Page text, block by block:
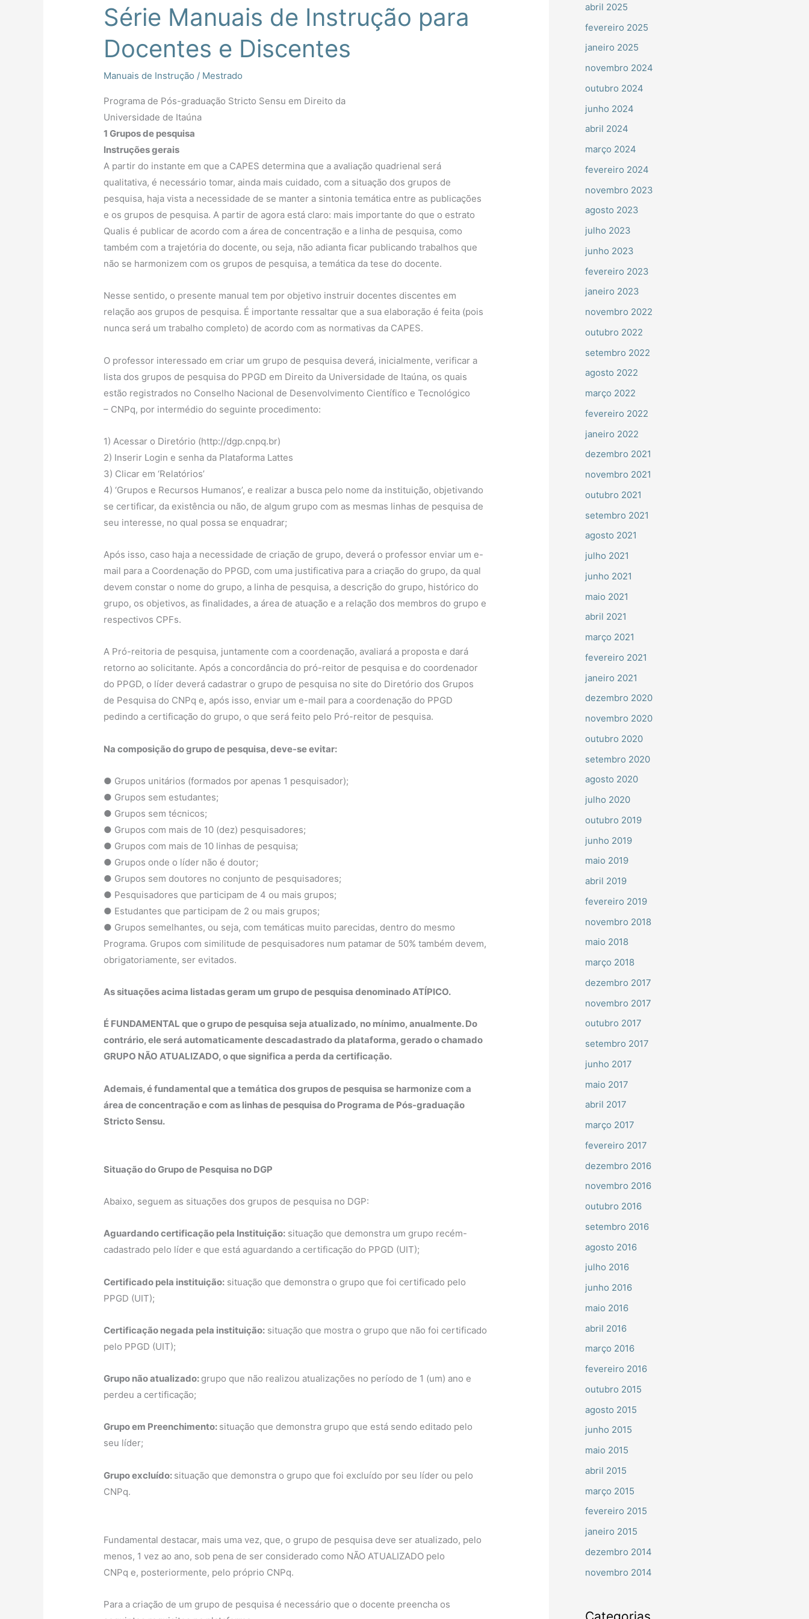
Série Manuais de Instrução para
Docentes e Discentes
Manuais de Instrução / Mestrado
Programa de Pós-graduação Stricto Sensu em Direito da
Universidade de Itaúna
1 Grupos de pesquisa
Instruções gerais
A partir do instante em que a CAPES determina que a avaliação quadrienal será
qualitativa, é necessário tomar, ainda mais cuidado, com a situação dos grupos de
pesquisa, haja vista a necessidade de se manter a sintonia temática entre as publicações
e os grupos de pesquisa. A partir de agora está claro: mais importante do que o estrato
Qualis é publicar de acordo com a área de concentração e a linha de pesquisa, como
também com a trajetória do docente, ou seja, não adianta ficar publicando trabalhos que
não se harmonizem com os grupos de pesquisa, a temática da tese do docente.
Nesse sentido, o presente manual tem por objetivo instruir docentes discentes em
relação aos grupos de pesquisa. É importante ressaltar que a sua elaboração é feita (pois
nunca será um trabalho completo) de acordo com as normativas da CAPES.
O professor interessado em criar um grupo de pesquisa deverá, inicialmente, verificar a
lista dos grupos de pesquisa do PPGD em Direito da Universidade de Itaúna, os quais
estão registrados no Conselho Nacional de Desenvolvimento Científico e Tecnológico
– CNPq, por intermédio do seguinte procedimento:
1) Acessar o Diretório (http://dgp.cnpq.br)
2) Inserir Login e senha da Plataforma Lattes
3) Clicar em ‘Relatórios’
4) ‘Grupos e Recursos Humanos’, e realizar a busca pelo nome da instituição, objetivando
se certificar, da existência ou não, de algum grupo com as mesmas linhas de pesquisa de
seu interesse, no qual possa se enquadrar;
Após isso, caso haja a necessidade de criação de grupo, deverá o professor enviar um e-
mail para a Coordenação do PPGD, com uma justificativa para a criação do grupo, da qual
devem constar o nome do grupo, a linha de pesquisa, a descrição do grupo, histórico do
grupo, os objetivos, as finalidades, a área de atuação e a relação dos membros do grupo e
respectivos CPFs.
A Pró-reitoria de pesquisa, juntamente com a coordenação, avaliará a proposta e dará
retorno ao solicitante. Após a concordância do pró-reitor de pesquisa e do coordenador
do PPGD, o líder deverá cadastrar o grupo de pesquisa no site do Diretório dos Grupos
de Pesquisa do CNPq e, após isso, enviar um e-mail para a coordenação do PPGD
pedindo a certificação do grupo, o que será feito pelo Pró-reitor de pesquisa.
Na composição do grupo de pesquisa, deve-se evitar:
● Grupos unitários (formados por apenas 1 pesquisador);
● Grupos sem estudantes;
● Grupos sem técnicos;
● Grupos com mais de 10 (dez) pesquisadores;
● Grupos com mais de 10 linhas de pesquisa;
● Grupos onde o líder não é doutor;
● Grupos sem doutores no conjunto de pesquisadores;
● Pesquisadores que participam de 4 ou mais grupos;
● Estudantes que participam de 2 ou mais grupos;
● Grupos semelhantes, ou seja, com temáticas muito parecidas, dentro do mesmo
Programa. Grupos com similitude de pesquisadores num patamar de 50% também devem,
obrigatoriamente, ser evitados.
As situações acima listadas geram um grupo de pesquisa denominado ATÍPICO.
É FUNDAMENTAL que o grupo de pesquisa seja atualizado, no mínimo, anualmente. Do
contrário, ele será automaticamente descadastrado da plataforma, gerado o chamado
GRUPO NÃO ATUALIZADO, o que significa a perda da certificação.
Ademais, é fundamental que a temática dos grupos de pesquisa se harmonize com a
área de concentração e com as linhas de pesquisa do Programa de Pós-graduação
Stricto Sensu.
Situação do Grupo de Pesquisa no DGP
Abaixo, seguem as situações dos grupos de pesquisa no DGP:
Aguardando certificação pela Instituição: situação que demonstra um grupo recém-
cadastrado pelo líder e que está aguardando a certificação do PPGD (UIT);
Certificado pela instituição: situação que demonstra o grupo que foi certificado pelo
PPGD (UIT);
Certificação negada pela instituição: situação que mostra o grupo que não foi certificado
pelo PPGD (UIT);
Grupo não atualizado: grupo que não realizou atualizações no período de 1 (um) ano e
perdeu a certificação;
Grupo em Preenchimento: situação que demonstra grupo que está sendo editado pelo
seu líder;
Grupo excluído: situação que demonstra o grupo que foi excluído por seu líder ou pelo
CNPq.
Fundamental destacar, mais uma vez, que, o grupo de pesquisa deve ser atualizado, pelo
menos, 1 vez ao ano, sob pena de ser considerado como NÃO ATUALIZADO pelo
CNPq e, posteriormente, pelo próprio CNPq.
Para a criação de um grupo de pesquisa é necessário que o docente preencha os
abril 2025
fevereiro 2025
janeiro 2025
novembro 2024
outubro 2024
junho 2024
abril 2024
março 2024
fevereiro 2024
novembro 2023
agosto 2023
julho 2023
junho 2023
fevereiro 2023
janeiro 2023
novembro 2022
outubro 2022
setembro 2022
agosto 2022
março 2022
fevereiro 2022
janeiro 2022
dezembro 2021
novembro 2021
outubro 2021
setembro 2021
agosto 2021
julho 2021
junho 2021
maio 2021
abril 2021
março 2021
fevereiro 2021
janeiro 2021
dezembro 2020
novembro 2020
outubro 2020
setembro 2020
agosto 2020
julho 2020
outubro 2019
junho 2019
maio 2019
abril 2019
fevereiro 2019
novembro 2018
maio 2018
março 2018
dezembro 2017
novembro 2017
outubro 2017
setembro 2017
junho 2017
maio 2017
abril 2017
março 2017
fevereiro 2017
dezembro 2016
novembro 2016
outubro 2016
setembro 2016
agosto 2016
julho 2016
junho 2016
maio 2016
abril 2016
março 2016
fevereiro 2016
outubro 2015
agosto 2015
junho 2015
maio 2015
abril 2015
março 2015
fevereiro 2015
janeiro 2015
dezembro 2014
novembro 2014